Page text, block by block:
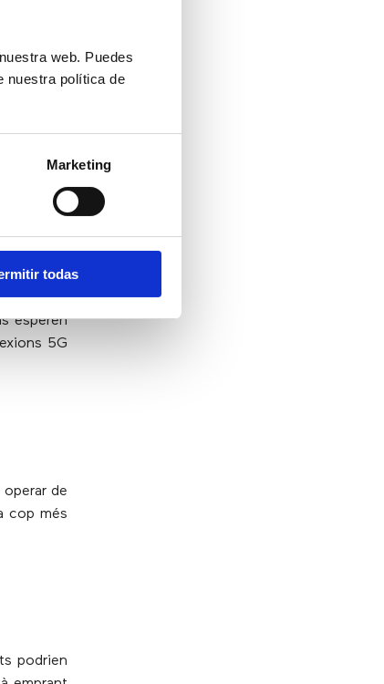
web. Puedes
nuestra política de
Marketing
todas
en
que
les
esperen
5G
de
cop més
podrien